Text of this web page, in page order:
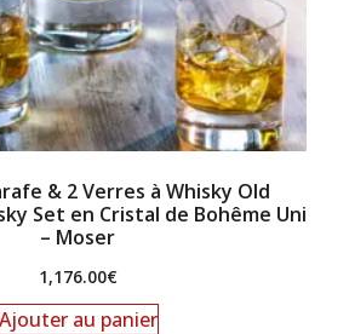
& 2 Verres à Whisky Old
Set en Cristal de Bohême Uni
– Moser
1,176.00€
Ajouter au panier